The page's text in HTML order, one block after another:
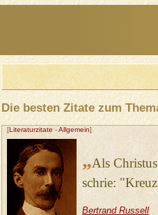
Die besten Zitate zum
[Literaturzitate -Allgemein]
„Als
schrie:
Bertrand Russell